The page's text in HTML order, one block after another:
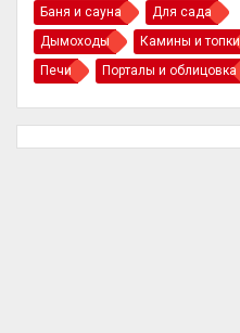
Баня и сауна
Для сада
Дымоходы
Камины и топки
Печи
Порталы и облицовка